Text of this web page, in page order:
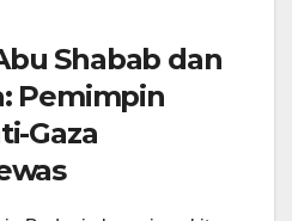
Shabab dan
Pemimpin
Gaza